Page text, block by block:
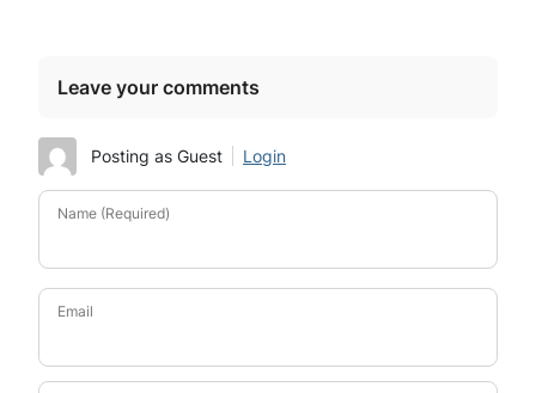
Leave your comments
Posting as Guest Login
Name (Required)
Email